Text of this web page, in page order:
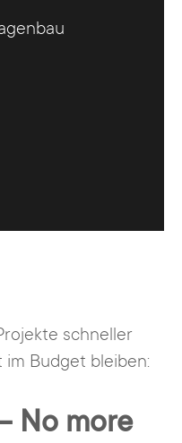
schneller
Budget bleiben:
No more